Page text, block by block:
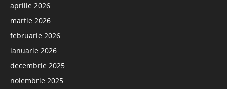
aprilie 2026
martie 2026
februarie 2026
ianuarie 2026
decembrie 2025
noiembrie 2025